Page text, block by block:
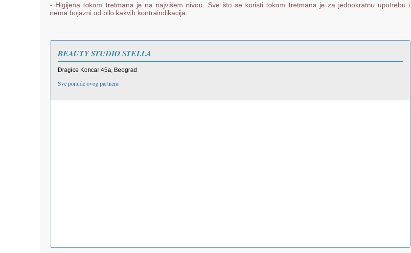
- Higijena tokom tretmana je na najvišem nivou. Sve što se koristi tokom tretmana je za jednokratnu upotrebu i
nema bojazni od bilo kakvih kontraindikacija.
BEAUTY STUDIO STELLA
Dragice Koncar 45a, Beograd
Sve ponude ovog partnera